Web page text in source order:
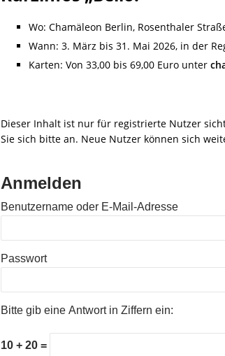
Wo: Chamäleon Berlin, Rosenthaler
Wann: 3. März bis 31. Mai 2026, in der
Karten: Von 33,00 bis 69,00 Euro unter
Dieser Inhalt ist nur für registrierte Nutzer
Sie sich bitte an. Neue Nutzer können sich
Anmelden
Benutzername oder E-Mail-Adresse
Passwort
Bitte gib eine Antwort in Ziffern ein:
10 + 20 =